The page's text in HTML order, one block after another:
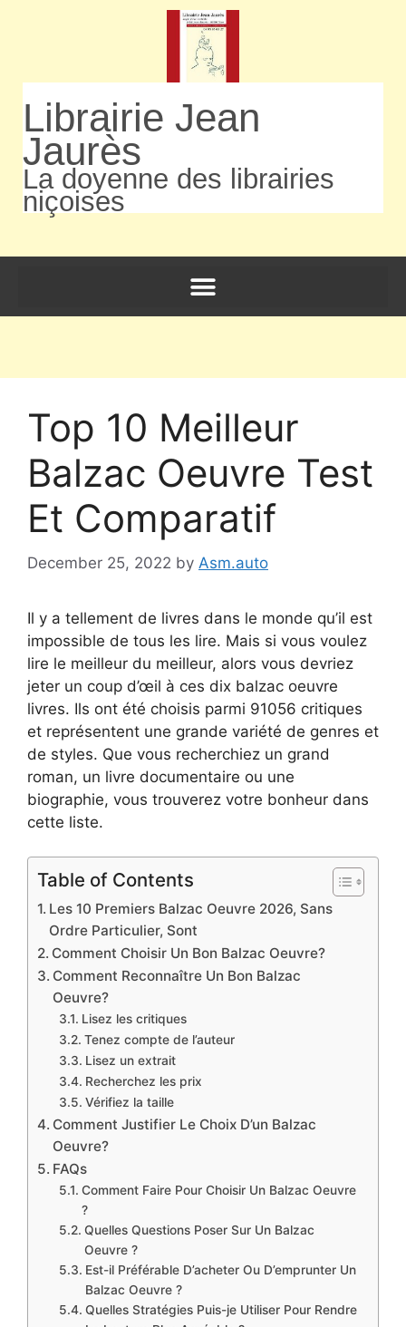
Librairie Jean
Jaurès
La doyenne des librairies
niçoises
Top 10 Meilleur
Balzac Oeuvre Test
Et Comparatif
December 25, 2022 by Asm.auto
Il y a tellement de livres dans le monde qu’il est
impossible de tous les lire. Mais si vous voulez
lire le meilleur du meilleur, alors vous devriez
jeter un coup d’œil à ces dix balzac oeuvre
livres. Ils ont été choisis parmi 91056 critiques
et représentent une grande variété de genres et
de styles. Que vous recherchiez un grand
roman, un livre documentaire ou une
biographie, vous trouverez votre bonheur dans
cette liste.
Table of Contents
Les 10 Premiers Balzac Oeuvre 2026, Sans
Ordre Particulier, Sont
Comment Choisir Un Bon Balzac Oeuvre?
Comment Reconnaître Un Bon Balzac
Oeuvre?
Lisez les critiques
Tenez compte de l’auteur
Lisez un extrait
Recherchez les prix
Vérifiez la taille
Comment Justifier Le Choix D’un Balzac
Oeuvre?
FAQs
Comment Faire Pour Choisir Un Balzac Oeuvre
?
Quelles Questions Poser Sur Un Balzac
Oeuvre ?
Est-il Préférable D’acheter Ou D’emprunter Un
Balzac Oeuvre ?
Quelles Stratégies Puis-je Utiliser Pour Rendre